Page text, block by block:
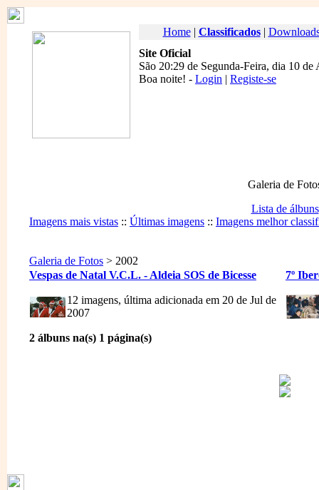
Home| Classificados|
Site Oficial
São 20:29 de Segunda-Feira, dia 10 de
Boa noite! - Login | Registe-se
Galeria de
Lista de álbuns
Imagens mais vistas :: Últimas imagens :: Imagens melhor
Galeria de Fotos > 2002
Vespas de Natal V.C.L. - Aldeia SOS de Bicesse
12 imagens, última adicionada em 20 de Jul de
2007
7º
2 álbuns na(s) 1 página(s)